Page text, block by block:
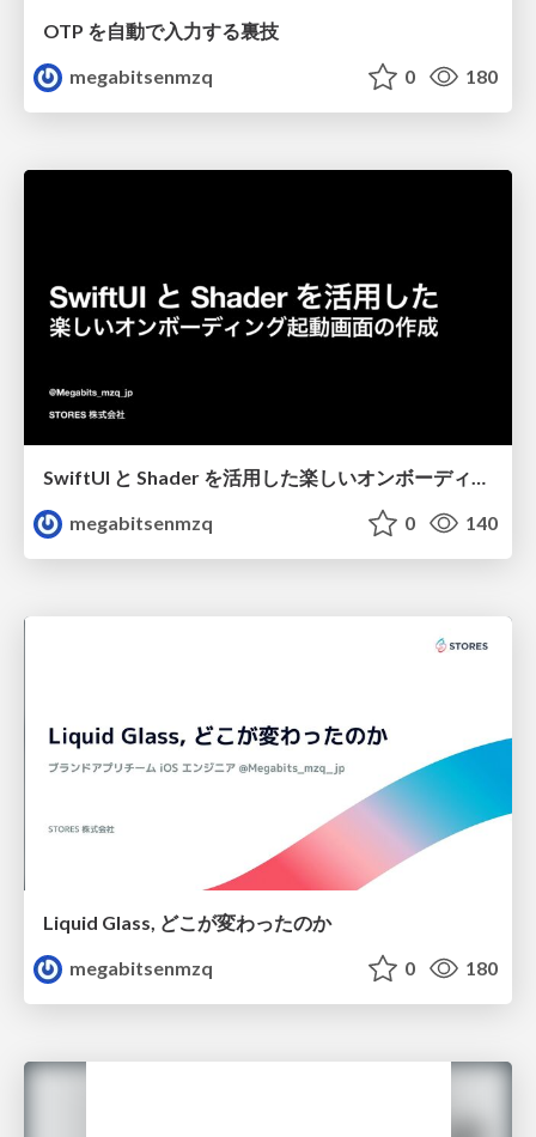
OTP を自動で入力する裏技
megabitsenmzq
0 180
megabitsenmzq
0 140
Liquid Glass, どこが変わったのか
megabitsenmzq
0 180